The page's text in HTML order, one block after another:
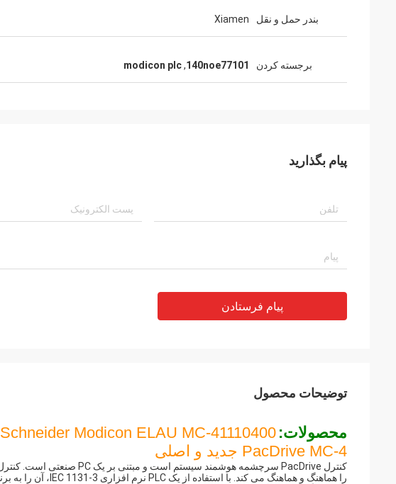
بندر حمل و نقل Xiamen
برجسته کردن 140noe77101
,
modicon plc
پیام بگذارید
پیام فرستادن
توضیحات محصول
محصولات: Schneider Modicon ELAU MC-41110400
PacDrive MC-4 جدید و اصلی